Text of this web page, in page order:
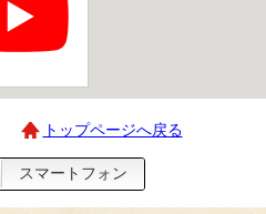
トップページへ戻る
スマートフォン